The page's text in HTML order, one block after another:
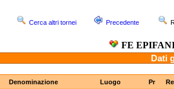
Cerca altri tornei Precedente
FE
Dati
Denominazione Luogo Pr